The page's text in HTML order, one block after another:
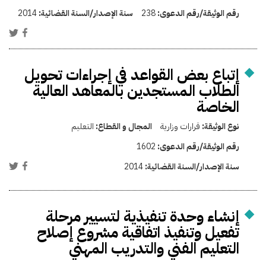
رقم الوثيقة/رقم الدعوى:238 سنة الإصدار/السنة القضائية:2014
إتباع بعض القواعد في إجراءات تحويل
الطلاب المستجدين بالمعاهد العالية
الخاصة
نوع الوثيقة: قرارات وزارية المجال و القطاع: التعليم
رقم الوثيقة/رقم الدعوى: 1602
سنة الإصدار/السنة القضائية:2014
إنشاء وحدة تنفيذية لتسيير مرحلة
تفعيل وتنفيذ اتفاقية مشروع إصلاح
التعليم الفني والتدريب المهني